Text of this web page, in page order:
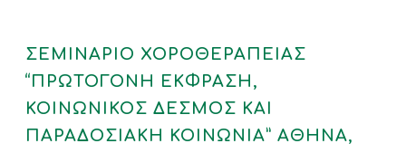
ΣΕΜΙΝΑΡΙΟ ΧΟΡΟΘΕΡΑΠΕΙΑΣ
“ΠΡΩΤΟΓΟΝΗ ΕΚΦΡΑΣΗ,
ΚΟΙΝΩΝΙΚΟΣ ΔΕΣΜΟΣ ΚΑΙ
ΠΑΡΑΔΟΣΙΑΚΗ ΚΟΙΝΩΝΙΑ” ΑΘΗΝΑ,